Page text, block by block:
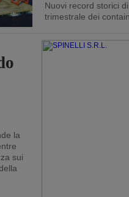
Nuovi record storici
trimestrale dei
la
sui